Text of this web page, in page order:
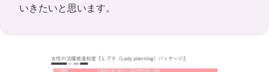
いきたいと思います。